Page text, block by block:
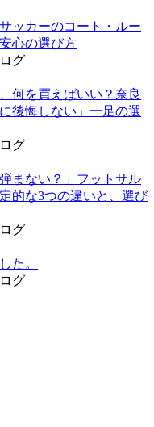
ッカーのコート・ルー
心の選び方
グ
何を買えばいい？奈良
後悔しない」一足の選
グ
まない？」フットサル
的な3つの違いと、選び
グ
た。
グ